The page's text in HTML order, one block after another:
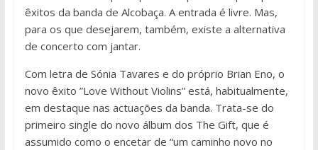
êxitos da banda de Alcobaça. A entrada é livre. Mas,
para os que desejarem, também, existe a alternativa
de concerto com jantar.
Com letra de Sónia Tavares e do próprio Brian Eno, o
novo êxito ”Love Without Violins” está, habitualmente,
em destaque nas actuações da banda. Trata-se do
primeiro single do novo álbum dos The Gift, que é
assumido como o encetar de “um caminho novo no